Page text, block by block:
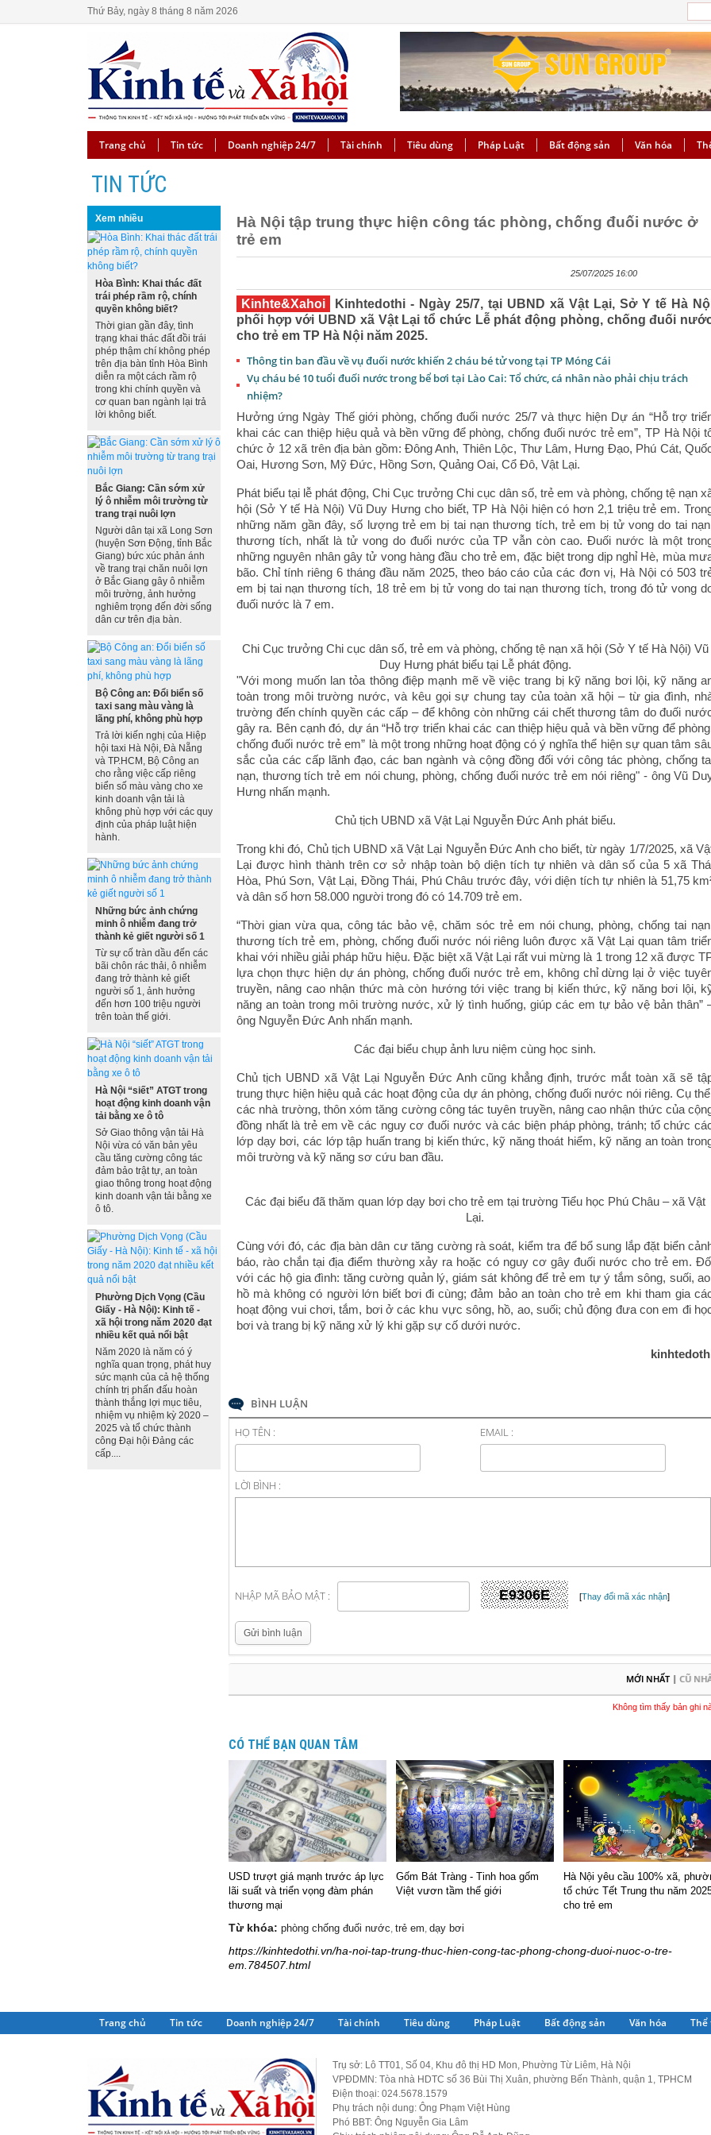
Thứ Bảy, ngày 8 tháng 8 năm 2026
Trang chủ Tin tức Doanh nghiệp 24/7 Tài chính Tiêu dùng Pháp Luật Bất động sản Văn hóa
TIN TỨC
Xem nhiều
Hòa Bình: Khai thác đất
trái phép rầm rộ, chính
quyền không biết?
Thời gian gần đây, tình
trạng khai thác đất đồi trái
phép thậm chí không phép
trên địa bàn tỉnh Hòa Bình
diễn ra một cách rầm rộ
trong khi chính quyền và
cơ quan ban ngành lại trả
lời không biết.
Bắc Giang: Cần sớm xử
lý ô nhiễm môi trường từ
trang trại nuôi lợn
Người dân tại xã Long Sơn
(huyện Sơn Động, tỉnh Bắc
Giang) bức xúc phản ánh
về trang trại chăn nuôi lợn
ở Bắc Giang gây ô nhiễm
môi trường, ảnh hưởng
nghiêm trọng đến đời sống
dân cư trên địa bàn.
Bộ Công an: Đổi biển số
taxi sang màu vàng là
lãng phí, không phù hợp
Trả lời kiến nghị của Hiệp
hội taxi Hà Nội, Đà Nẵng
và TP.HCM, Bộ Công an
cho rằng việc cấp riêng
biển số màu vàng cho xe
kinh doanh vận tải là
không phù hợp với các quy
định của pháp luật hiện
hành.
Những bức ảnh chứng
minh ô nhiễm đang trở
thành kẻ giết người số 1
Từ sự cố tràn dầu đến các
bãi chôn rác thải, ô nhiễm
đang trở thành kẻ giết
người số 1, ảnh hưởng
đến hơn 100 triệu người
trên toàn thế giới.
Hà Nội “siết” ATGT trong
hoạt động kinh doanh vận
tải bằng xe ô tô
Sở Giao thông vận tải Hà
Nội vừa có văn bản yêu
cầu tăng cường công tác
đảm bảo trật tự, an toàn
giao thông trong hoạt động
kinh doanh vận tải bằng xe
ô tô.
Phường Dịch Vọng (Cầu
Giấy - Hà Nội): Kinh tế -
xã hội trong năm 2020 đạt
nhiều kết quả nổi bật
Năm 2020 là năm có ý
nghĩa quan trọng, phát huy
sức mạnh của cả hệ thống
chính trị phấn đấu hoàn
thành thắng lợi mục tiêu,
nhiệm vụ nhiệm kỳ 2020 –
2025 và tổ chức thành
công Đại hội Đảng các
cấp....
Hà Nội tập trung thực hiện công tác phòng, chống đuối nước ở
trẻ em
25/07/2025 16:00
Kinhte&Xahoi
Kinhtedothi - Ngày 25/7, tại UBND xã Vật Lại, Sở Y tế Hà
phối hợp với UBND xã Vật Lại tổ chức Lễ phát động phòng, chống đuối
cho trẻ em TP Hà Nội năm 2025.
Thông tin ban đầu về vụ đuối nước khiến 2 cháu bé tử vong tại TP Móng Cái
Vụ cháu bé 10 tuổi đuối nước trong bể bơi tại Lào Cai: Tổ chức, cá nhân nào phải chịu trách
nhiệm?
Hưởng ứng Ngày Thế giới phòng, chống đuối nước 25/7 và thực hiện Dự án “Hỗ trợ
khai các can thiệp hiệu quả và bền vững để phòng, chống đuối nước trẻ em”, TP Hà Nội
chức ở 12 xã trên địa bàn gồm: Đông Anh, Thiên Lộc, Thư Lâm, Hưng Đạo, Phú Cát,
Oai, Hương Sơn, Mỹ Đức, Hồng Sơn, Quảng Oai, Cổ Đô, Vật Lại.
Phát biểu tại lễ phát động, Chi Cục trưởng Chi cục dân số, trẻ em và phòng, chống tệ nạn
hội (Sở Y tế Hà Nội) Vũ Duy Hưng cho biết, TP Hà Nội hiện có hơn 2,1 triệu trẻ em.
những năm gần đây, số lượng trẻ em bị tai nạn thương tích, trẻ em bị tử vong do tai
thương tích, nhất là tử vong do đuối nước của TP vẫn còn cao. Đuối nước là một
những nguyên nhân gây tử vong hàng đầu cho trẻ em, đặc biệt trong dịp nghỉ Hè, mùa
bão. Chỉ tính riêng 6 tháng đầu năm 2025, theo báo cáo của các đơn vị, Hà Nội có 503
em bị tai nạn thương tích, 18 trẻ em bị tử vong do tai nạn thương tích, trong đó tử vong
đuối nước là 7 em.
Chi Cục trưởng Chi cục dân số, trẻ em và phòng, chống tệ nạn xã hội (Sở Y tế Hà Nội) Vũ
Duy Hưng phát biểu tại Lễ phát động.
"Với mong muốn lan tỏa thông điệp mạnh mẽ về việc trang bị kỹ năng bơi lội, kỹ năng
toàn trong môi trường nước, và kêu gọi sự chung tay của toàn xã hội – từ gia đình,
trường đến chính quyền các cấp – để không còn những cái chết thương tâm do đuối
gây ra. Bên cạnh đó, dự án “Hỗ trợ triển khai các can thiệp hiệu quả và bền vững để
chống đuối nước trẻ em” là một trong những hoạt động có ý nghĩa thể hiện sự quan tâm
sắc của các cấp lãnh đạo, các ban ngành và cộng đồng đối với công tác phòng, chống
nạn, thương tích trẻ em nói chung, phòng, chống đuối nước trẻ em nói riêng" - ông Vũ
Hưng nhấn mạnh.
Chủ tịch UBND xã Vật Lại Nguyễn Đức Anh phát biểu.
Trong khi đó, Chủ tịch UBND xã Vật Lại Nguyễn Đức Anh cho biết, từ ngày 1/7/2025, xã
Lại được hình thành trên cơ sở nhập toàn bộ diện tích tự nhiên và dân số của 5 xã
Hòa, Phú Sơn, Vật Lại, Đồng Thái, Phú Châu trước đây, với diện tích tự nhiên là 51,75
và dân số hơn 58.000 người trong đó có 14.709 trẻ em.
“Thời gian vừa qua, công tác bảo vệ, chăm sóc trẻ em nói chung, phòng, chống tai
thương tích trẻ em, phòng, chống đuối nước nói riêng luôn được xã Vật Lại quan tâm
khai với nhiều giải pháp hữu hiệu. Đặc biệt xã Vật Lại rất vui mừng là 1 trong 12 xã được
lựa chọn thực hiện dự án phòng, chống đuối nước trẻ em, không chỉ dừng lại ở việc
truyền, nâng cao nhận thức mà còn hướng tới việc trang bị kiến thức, kỹ năng bơi lội,
năng an toàn trong môi trường nước, xử lý tình huống, giúp các em tự bảo vệ bản thân”
ông Nguyễn Đức Anh nhấn mạnh.
Các đại biểu chụp ảnh lưu niệm cùng học sinh.
Chủ tịch UBND xã Vật Lại Nguyễn Đức Anh cũng khẳng định, trước mắt toàn xã sẽ
trung thực hiện hiệu quả các hoạt động của dự án phòng, chống đuối nước nói riêng. Cụ
các nhà trường, thôn xóm tăng cường công tác tuyên truyền, nâng cao nhận thức của
đồng nhất là trẻ em về các nguy cơ đuối nước và các biện pháp phòng, tránh; tổ chức
lớp dạy bơi, các lớp tập huấn trang bị kiến thức, kỹ năng thoát hiểm, kỹ năng an toàn
môi trường và kỹ năng sơ cứu ban đầu.
Các đại biểu đã thăm quan lớp dạy bơi cho trẻ em tại trường Tiểu học Phú Châu – xã Vật
Lại.
Cùng với đó, các địa bàn dân cư tăng cường rà soát, kiểm tra để bổ sung lắp đặt biển
báo, rào chắn tại địa điểm thường xảy ra hoặc có nguy cơ gây đuối nước cho trẻ em.
với các hộ gia đình: tăng cường quản lý, giám sát không để trẻ em tự ý tắm sông, suối,
hồ mà không có người lớn biết bơi đi cùng; đảm bảo an toàn cho trẻ em khi tham gia
hoạt động vui chơi, tắm, bơi ở các khu vực sông, hồ, ao, suối; chủ động đưa con em đi
bơi và trang bị kỹ năng xử lý khi gặp sự cố dưới nước.
BÌNH LUẬN
HỌ TÊN :
EMAIL :
LỜI BÌNH :
NHẬP MÃ BẢO MẬT : [Thay đổi mã xác nhận]
Gửi bình luận
MỚI NHẤT| CŨ
Không tìm thấy bản ghi
CÓ THỂ BẠN QUAN TÂM
USD trượt giá mạnh trước áp lực
lãi suất và triển vọng đàm phán
thương mại
Gốm Bát Tràng - Tinh hoa gốm
Việt vươn tầm thế giới
Hà Nội yêu cầu 100% xã,
tổ chức Tết Trung thu năm
cho trẻ em
Từ khóa: phòng chống đuối nước, trẻ em, dạy bơi
https://kinhtedothi.vn/ha-noi-tap-trung-thuc-hien-cong-tac-phong-chong-duoi-nuoc-o-tre-
em.784507.html
Trang chủ Tin tức Doanh nghiệp 24/7 Tài chính Tiêu dùng Pháp Luật Bất động sản Văn hóa Thể
Trụ sở: Lô TT01, Số 04, Khu đô thị HD Mon, Phường Từ Liêm, Hà Nội
VPĐDMN: Tòa nhà HDTC số 36 Bùi Thị Xuân, phường Bến Thành, quận 1, TPHCM
Điện thoại: 024.5678.1579
Phụ trách nội dung: Ông Phạm Việt Hùng
Phó BBT: Ông Nguyễn Gia Lâm